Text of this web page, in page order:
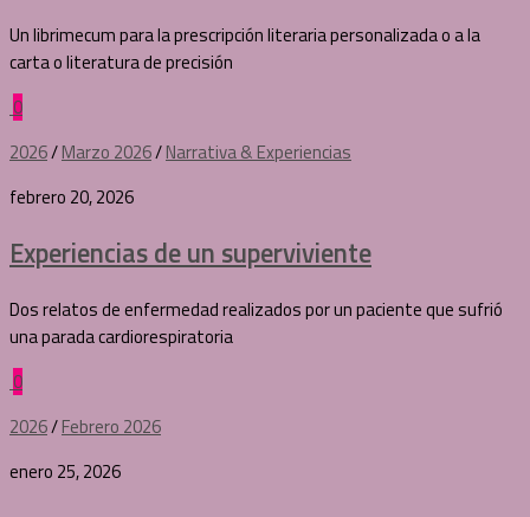
Un librimecum para la prescripción literaria personalizada o a la
carta o literatura de precisión
0
2026/Marzo 2026/Narrativa & Experiencias
febrero 20, 2026
Experiencias de un superviviente
Dos relatos de enfermedad realizados por un paciente que sufrió
una parada cardiorespiratoria
0
2026/Febrero 2026
enero 25, 2026